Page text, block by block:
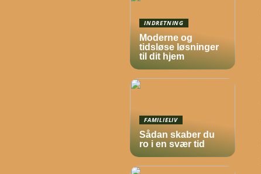
INDRETNING
Moderne og
tidsløse løsninger
til dit hjem
FAMILIELIV
Sådan skaber du
ro i en svær tid